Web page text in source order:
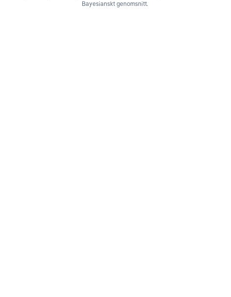
Bayesianskt genomsnitt.